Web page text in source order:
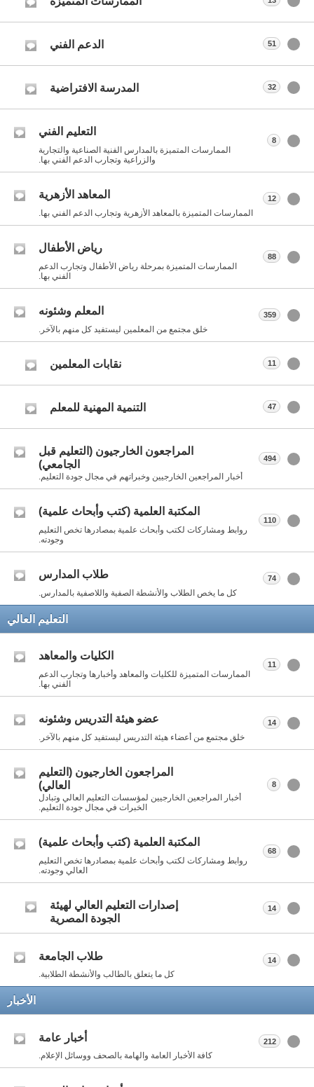
الدعم الفني 51
المدرسة الافتراضية 32
التعليم الفني
الممارسات المتميزة بالمدارس الفنية الصناعية والتجارية
والزراعية وتجارب الدعم الفني بها.
8
المعاهد الأزهرية
الممارسات المتميزة بالمعاهد الأزهرية وتجارب الدعم الفني بها.
12
رياض الأطفال
الممارسات المتميزة بمرحلة رياض الأطفال وتجارب الدعم
الفني بها.
88
المعلم وشئونه
خلق مجتمع من المعلمين ليستفيد كل منهم بالآخر.
359
نقابات المعلمين 11
التنمية المهنية للمعلم 47
المراجعون الخارجيون (التعليم قبل
الجامعي)
أخبار المراجعين الخارجيين وخبراتهم في مجال جودة التعليم.
494
المكتبة العلمية (كتب وأبحاث علمية)
روابط ومشاركات لكتب وأبحاث علمية بمصادرها تخص التعليم
وجودته.
110
طلاب المدارس
كل ما يخص الطلاب والأنشطة الصفية واللاصفية بالمدارس.
74
التعليم العالي
الكليات والمعاهد
الممارسات المتميزة للكليات والمعاهد وأخبارها وتجارب الدعم
الفني بها.
11
عضو هيئة التدريس وشئونه
خلق مجتمع من أعضاء هيئة التدريس ليستفيد كل منهم بالآخر.
14
المراجعون الخارجيون (التعليم
العالي)
أخبار المراجعين الخارجيين لمؤسسات التعليم العالي وتبادل
الخبرات في مجال جودة التعليم.
8
المكتبة العلمية (كتب وأبحاث علمية)
روابط ومشاركات لكتب وأبحاث علمية بمصادرها تخص التعليم
العالي وجودته.
68
إصدارات التعليم العالي لهيئة
الجودة المصرية
14
طلاب الجامعة
كل ما يتعلق بالطالب والأنشطة الطلابية.
14
الأخبار
أخبار عامة
كافة الأخبار العامة والهامة بالصحف ووسائل الإعلام.
212